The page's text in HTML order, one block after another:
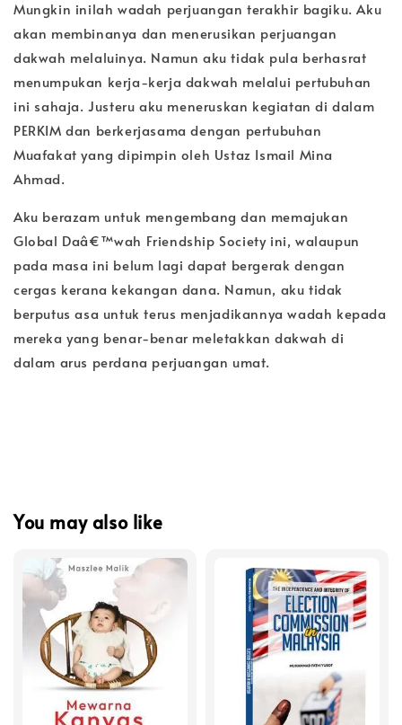
Mungkin inilah wadah perjuangan terakhir bagiku. Aku
akan membinanya dan menerusikan perjuangan
dakwah melaluinya. Namun aku tidak pula berhasrat
menumpukan kerja-kerja dakwah melalui pertubuhan
ini sahaja. Justeru aku meneruskan kegiatan di dalam
PERKIM dan berkerjasama dengan pertubuhan
Muafakat yang dipimpin oleh Ustaz Ismail Mina
Ahmad.
Aku berazam untuk mengembang dan memajukan
Global Daâ€™wah Friendship Society ini, walaupun
pada masa ini belum lagi dapat bergerak dengan
cergas kerana kekangan dana. Namun, aku tidak
berputus asa untuk terus menjadikannya wadah kepada
mereka yang benar-benar meletakkan dakwah di
dalam arus perdana perjuangan umat.
You may also like